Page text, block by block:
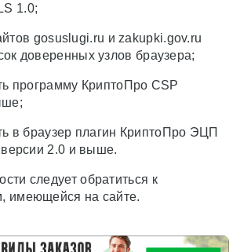
1.0;
gosuslugi.ru и zakupki.gov.ru
доверенных узлов браузера;
КриптоПро CSP
браузер плагин КриптоПро ЭЦП
2.0 и выше.
следует обратиться к
имеющейся на сайте.